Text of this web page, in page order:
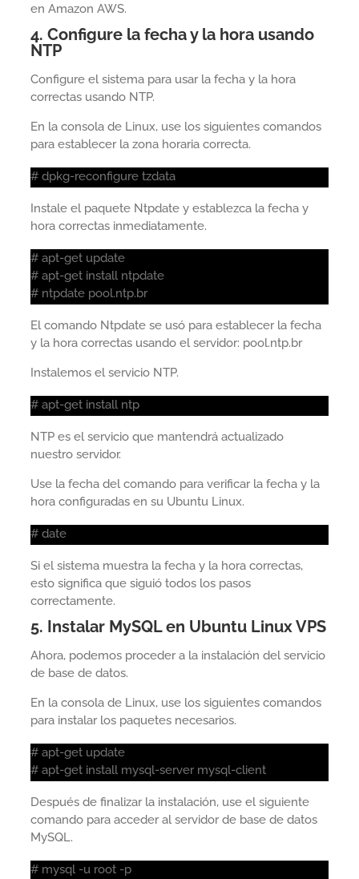
en Amazon AWS.
4. Configure la fecha y la hora usando
NTP
Configure el sistema para usar la fecha y la hora
correctas usando NTP.
En la consola de Linux, use los siguientes comandos
para establecer la zona horaria correcta.
# dpkg-reconfigure tzdata
Instale el paquete Ntpdate y establezca la fecha y
hora correctas inmediatamente.
# apt-get update
# apt-get install ntpdate
# ntpdate pool.ntp.br
El comando Ntpdate se usó para establecer la fecha
y la hora correctas usando el servidor: pool.ntp.br
Instalemos el servicio NTP.
# apt-get install ntp
NTP es el servicio que mantendrá actualizado
nuestro servidor.
Use la fecha del comando para verificar la fecha y la
hora configuradas en su Ubuntu Linux.
# date
Si el sistema muestra la fecha y la hora correctas,
esto significa que siguió todos los pasos
correctamente.
5. Instalar MySQL en Ubuntu Linux VPS
Ahora, podemos proceder a la instalación del servicio
de base de datos.
En la consola de Linux, use los siguientes comandos
para instalar los paquetes necesarios.
# apt-get update
# apt-get install mysql-server mysql-client
Después de finalizar la instalación, use el siguiente
comando para acceder al servidor de base de datos
MySQL.
# mysql -u root -p